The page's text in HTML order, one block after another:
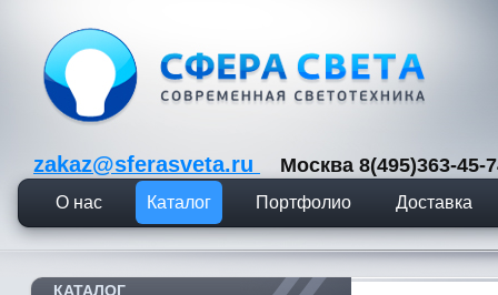
zakaz@sferasveta.ru Москва 8(495)363-
О нас Каталог Портфолио Доставка
КАТАЛОГ